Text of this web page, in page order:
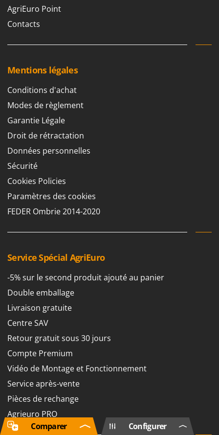
AgriEuro Point
Contacts
Mentions légales
Conditions d'achat
Modes de règlement
Garantie Légale
Droit de rétractation
Données personnelles
Sécurité
Cookies Policies
Paramètres des cookies
FEDER Ombrie 2014-2020
Service Spécial AgriEuro
-5% sur le second produit ajouté au panier
Double emballage
Livraison gratuite
Centre SAV
Retour gratuit sous 30 jours
Compte Premium
Vidéo de Montage et Fonctionnement
Service après-vente
Pièces de rechange
Agrieuro PRO
Configurer
Comparer